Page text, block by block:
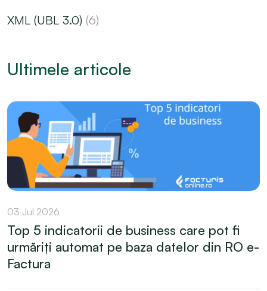
XML (UBL 3.0) (6)
Ultimele articole
03 Jul 2026
Top 5 indicatorii de business care pot fi
urmăriți automat pe baza datelor din RO e-
Factura